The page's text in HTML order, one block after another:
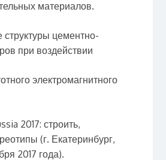
материалов.
цементно-
при воздействии
электромагнитного
2017: строить,
(г. Екатеринбург,
2017 года).